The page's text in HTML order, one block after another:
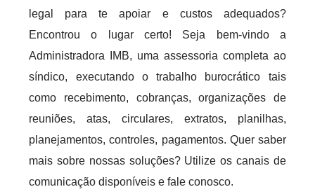
legal para te apoiar e custos adequados?
Encontrou o lugar certo! Seja bem-vindo a
Administradora IMB, uma assessoria completa ao
síndico, executando o trabalho burocrático tais
como recebimento, cobranças, organizações de
reuniões, atas, circulares, extratos, planilhas,
planejamentos, controles, pagamentos. Quer saber
mais sobre nossas soluções? Utilize os canais de
comunicação disponíveis e fale conosco.